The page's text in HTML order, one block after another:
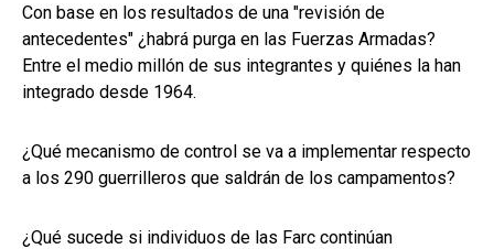
Con base en los resultados de una "revisión de
antecedentes" ¿habrá purga en las Fuerzas Armadas?
Entre el medio millón de sus integrantes y quiénes la han
integrado desde 1964.
¿Qué mecanismo de control se va a implementar respecto
a los 290 guerrilleros que saldrán de los campamentos?
¿Qué sucede si individuos de las Farc continúan